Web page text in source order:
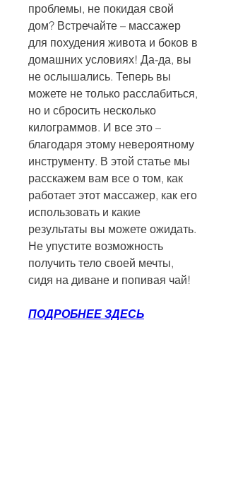
проблемы, не покидая свой
дом? Встречайте – массажер
для похудения живота и боков в
домашних условиях! Да-да, вы
не ослышались. Теперь вы
можете не только расслабиться,
но и сбросить несколько
килограммов. И все это –
благодаря этому невероятному
инструменту. В этой статье мы
расскажем вам все о том, как
работает этот массажер, как его
использовать и какие
результаты вы можете ожидать.
Не упустите возможность
получить тело своей мечты,
сидя на диване и попивая чай!
ПОДРОБНЕЕ ЗДЕСЬ